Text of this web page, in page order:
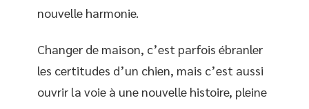
nouvelle harmonie.
Changer de maison, c’est parfois ébranler
les certitudes d’un chien, mais c’est aussi
ouvrir la voie à une nouvelle histoire, pleine